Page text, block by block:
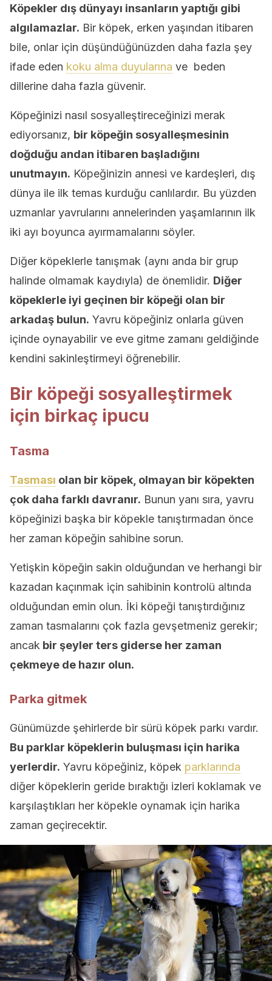
Köpekler dış dünyayı insanların yaptığı gibi
algılamazlar. Bir köpek, erken yaşından itibaren
bile, onlar için düşündüğünüzden daha fazla şey
ifade eden koku alma duyularına ve beden
dillerine daha fazla güvenir.
Köpeğinizi nasıl sosyalleştireceğinizi merak
ediyorsanız, bir köpeğin sosyalleşmesinin
doğduğu andan itibaren başladığını
unutmayın. Köpeğinizin annesi ve kardeşleri, dış
dünya ile ilk temas kurduğu canlılardır. Bu yüzden
uzmanlar yavrularını annelerinden yaşamlarının ilk
iki ayı boyunca ayırmamalarını söyler.
Diğer köpeklerle tanışmak (aynı anda bir grup
halinde olmamak kaydıyla) de önemlidir. Diğer
köpeklerle iyi geçinen bir köpeği olan bir
arkadaş bulun. Yavru köpeğiniz onlarla güven
içinde oynayabilir ve eve gitme zamanı geldiğinde
kendini sakinleştirmeyi öğrenebilir.
Bir köpeği sosyalleştirmek
için birkaç ipucu
Tasma
Tasması olan bir köpek, olmayan bir köpekten
çok daha farklı davranır. Bunun yanı sıra, yavru
köpeğinizi başka bir köpekle tanıştırmadan önce
her zaman köpeğin sahibine sorun.
Yetişkin köpeğin sakin olduğundan ve herhangi bir
kazadan kaçınmak için sahibinin kontrolü altında
olduğundan emin olun. İki köpeği tanıştırdığınız
zaman tasmalarını çok fazla gevşetmeniz gerekir;
ancak bir şeyler ters giderse her zaman
çekmeye de hazır olun.
Parka gitmek
Günümüzde şehirlerde bir sürü köpek parkı vardır.
Bu parklar köpeklerin buluşması için harika
yerlerdir. Yavru köpeğiniz, köpek parklarında
diğer köpeklerin geride bıraktığı izleri koklamak ve
karşılaştıkları her köpekle oynamak için harika
zaman geçirecektir.